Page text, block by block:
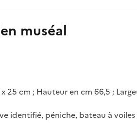
muséal
25 cm ; Hauteur en cm 66,5 ;
identifié, péniche, bateau à